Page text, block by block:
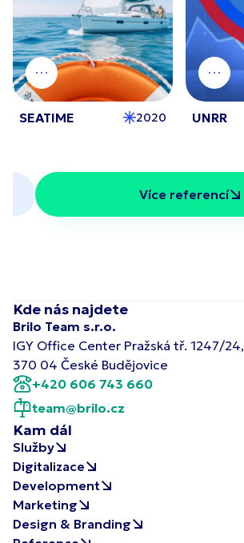
SEATIME 2020 UNRR
Více referencí
Kde nás najdete
Brilo Team s.r.o.
IGY Office Center Pražská tř. 1247/24,
370 04 České Budějovice
+420 606 743 660
team@brilo.cz
Kam dál
Služby
Digitalizace
Development
Marketing
Design & Branding